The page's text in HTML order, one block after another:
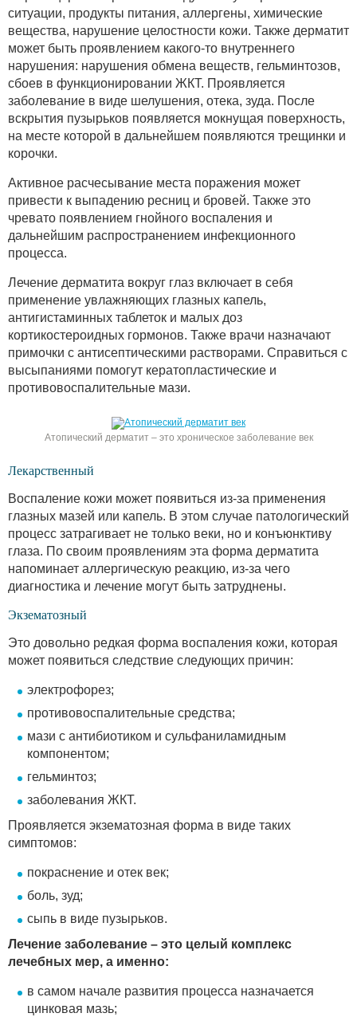
ситуации, продукты питания, аллергены, химические
вещества, нарушение целостности кожи. Также дерматит
может быть проявлением какого-то внутреннего
нарушения: нарушения обмена веществ, гельминтозов,
сбоев в функционировании ЖКТ. Проявляется
заболевание в виде шелушения, отека, зуда. После
вскрытия пузырьков появляется мокнущая поверхность,
на месте которой в дальнейшем появляются трещинки и
корочки.
Активное расчесывание места поражения может
привести к выпадению ресниц и бровей. Также это
чревато появлением гнойного воспаления и
дальнейшим распространением инфекционного
процесса.
Лечение дерматита вокруг глаз включает в себя
применение увлажняющих глазных капель,
антигистаминных таблеток и малых доз
кортикостероидных гормонов. Также врачи назначают
примочки с антисептическими растворами. Справиться с
высыпаниями помогут кератопластические и
противовоспалительные мази.
Атопический дерматит – это хроническое заболевание век
Лекарственный
Воспаление кожи может появиться из-за применения
глазных мазей или капель. В этом случае патологический
процесс затрагивает не только веки, но и конъюнктиву
глаза. По своим проявлениям эта форма дерматита
напоминает аллергическую реакцию, из-за чего
диагностика и лечение могут быть затруднены.
Экзематозный
Это довольно редкая форма воспаления кожи, которая
может появиться следствие следующих причин:
электрофорез;
противовоспалительные средства;
мази с антибиотиком и сульфаниламидным
компонентом;
гельминтоз;
заболевания ЖКТ.
Проявляется экзематозная форма в виде таких
симптомов:
покраснение и отек век;
боль, зуд;
сыпь в виде пузырьков.
Лечение заболевание – это целый комплекс
лечебных мер, а именно:
в самом начале развития процесса назначается
цинковая мазь;